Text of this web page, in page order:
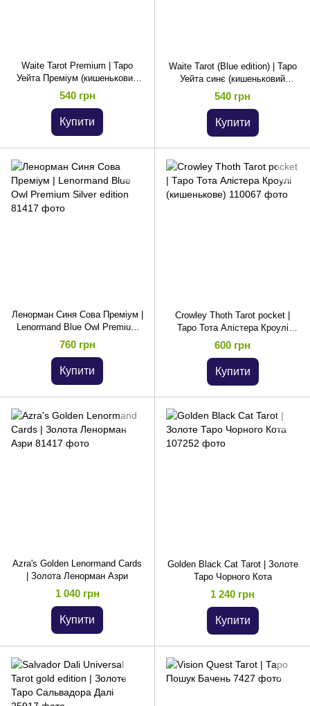
Waite Tarot Premium | Таро
Уейта Преміум (кишеньковий
варіант)
540 грн
Купити
Waite Tarot (Blue edition) | Таро
Уейта синє (кишеньковий
варіант)
540 грн
Купити
Ленорман Синя Сова Преміум |
Lenormand Blue Owl Premium
Silver edition
760 грн
Купити
Crowley Thoth Tarot pocket |
Таро Тота Алістера Кроулі
(кишенькове)
600 грн
Купити
Azra's Golden Lenormand Cards
| Золота Ленорман Азри
1 040 грн
Купити
Golden Black Cat Tarot | Золоте
Таро Чорного Кота
1 240 грн
Купити